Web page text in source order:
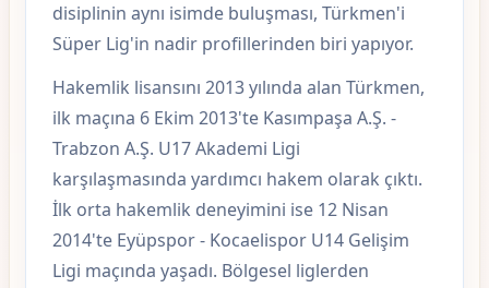
disiplinin aynı isimde buluşması, Türkmen'i
Süper Lig'in nadir profillerinden biri yapıyor.
Hakemlik lisansını 2013 yılında alan Türkmen,
ilk maçına 6 Ekim 2013'te Kasımpaşa A.Ş. -
Trabzon A.Ş. U17 Akademi Ligi
karşılaşmasında yardımcı hakem olarak çıktı.
İlk orta hakemlik deneyimini ise 12 Nisan
2014'te Eyüpspor - Kocaelispor U14 Gelişim
Ligi maçında yaşadı. Bölgesel liglerden